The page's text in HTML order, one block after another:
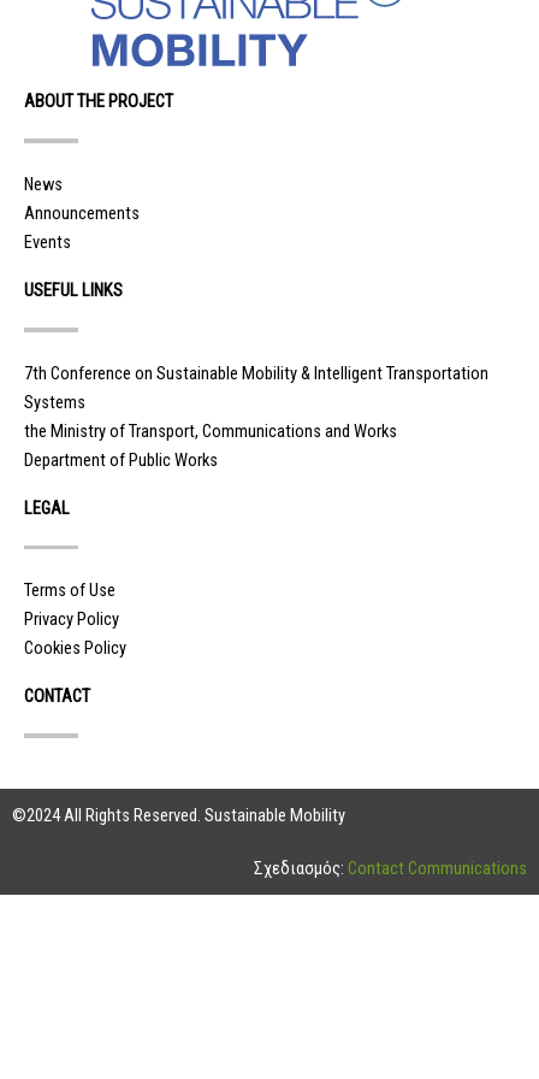
ABOUT THE PROJECT
News
Announcements
Events
USEFUL LINKS
7th Conference on Sustainable Mobility & Intelligent Transportation
Systems
the Ministry of Transport, Communications and Works
Department of Public Works
LEGAL
Terms of Use
Privacy Policy
Cookies Policy
CONTACT
©2024 All Rights Reserved. Sustainable Mobility
Σχεδιασμός: Contact Communications